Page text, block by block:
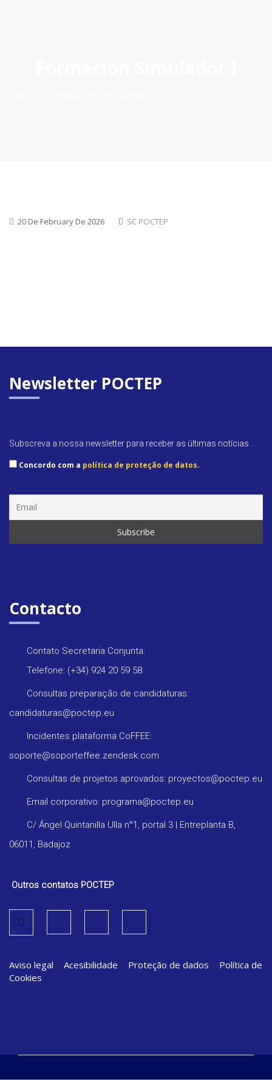
20 De February De 2026 SC POCTEP
Newsletter POCTEP
Subscreva a nossa newsletter para receber as últimas notícias .
Concordo com a política de proteção de datos.
Contacto
Contato Secretaria Conjunta:
Telefone: (+34) 924 20 59 58
Consultas preparação de candidaturas:
candidaturas@poctep.eu
Incidentes plataforma CoFFEE:
soporte@soporteffee.zendesk.com
Consultas de projetos aprovados: proyectos@poctep.eu
Email corporativo: programa@poctep.eu
C/ Ángel Quintanilla Ulla n°1, portal 3 | Entreplanta B,
06011, Badajoz
Outros contatos POCTEP
Aviso legal | Acesibilidade | Proteção de dados | Política de
Cookies